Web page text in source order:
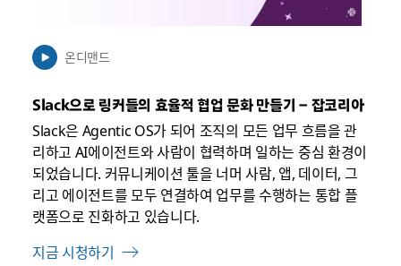
수
있
온디맨드
Slack으로 링커들의 효율적 협업 문화 만들기 – 잡코리아
Slack은 Agentic OS가 되어 조직의 모든 업무 흐름을 관
리하고 AI에이전트와 사람이 협력하며 일하는 중심 환경이
되었습니다. 커뮤니케이션 툴을 너머 사람, 앱, 데이터, 그
리고 에이전트를 모두 연결하여 업무를 수행하는 통합 플
랫폼으로 진화하고 있습니다.
지금 시청하기